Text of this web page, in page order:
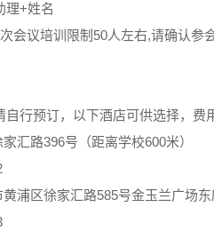
理+姓名
会议培训限制50人左右,请确认参
自行预订，以下酒店可供选择，费
汇路396号（距离学校600米）
浦区徐家汇路585号金玉兰广场